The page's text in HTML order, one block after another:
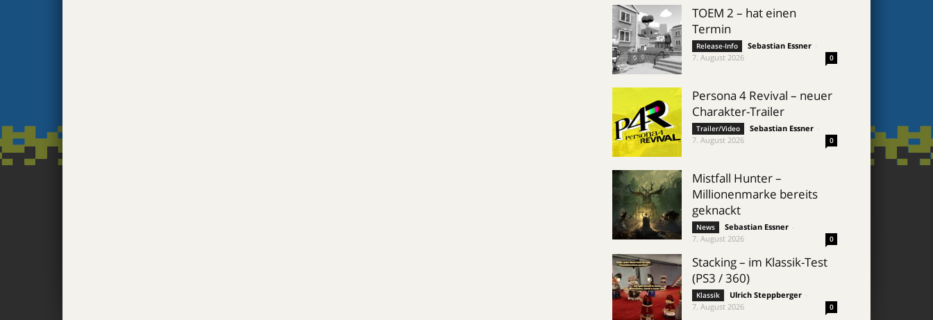
TOEM 2 – hat einen
Termin
Release-Info Sebastian Essner
7. August 2026
0
Persona 4 Revival – neuer
Charakter-Trailer
Trailer/Video Sebastian Essner
7. August 2026
0
Mistfall Hunter –
Millionenmarke bereits
geknackt
News Sebastian Essner
7. August 2026
0
Stacking – im Klassik-Test
(PS3 / 360)
Klassik Ulrich Steppberger
7. August 2026
0